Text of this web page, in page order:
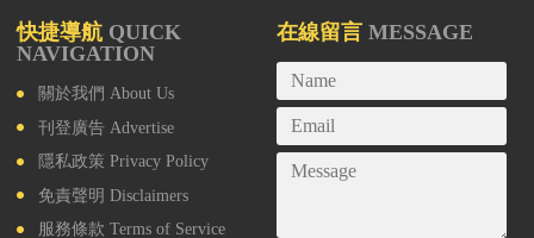
快捷導航 QUICK
NAVIGATION
關於我們 About Us
刊登廣告 Advertise
隱私政策 Privacy Policy
免責聲明 Disclaimers
服務條款 Terms of Service
在線留言 MESSAGE